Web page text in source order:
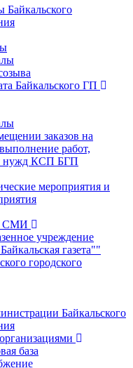
Байкальского
Байкальского ГП
заказов на
работ,
нужд КСП БГП
мероприятия и
СМИ
учреждение
газета""
городского
Байкальского
база